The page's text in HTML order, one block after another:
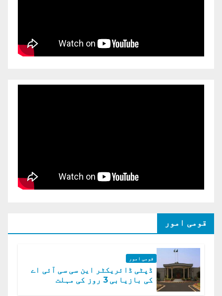
قومی امور
قومی امور
ڈپٹی ڈائریکٹر این سی سی آئی اے
کی بازیابی 3 روز کی مہلت